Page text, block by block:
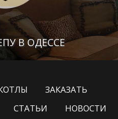
В ОДЕССЕ
ЗАКАЗАТЬ
СТАТЬИ
НОВОСТИ